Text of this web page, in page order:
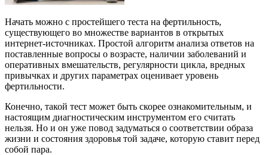
Начать можно с простейшего теста на фертильность,
существующего во множестве вариантов в открытых
интернет-источниках. Простой алгоритм анализа ответов на
поставленные вопросы о возрасте, наличии заболеваний и
оперативных вмешательств, регулярности цикла, вредных
привычках и других параметрах оценивает уровень
фертильности.
Конечно, такой тест может быть скорее ознакомительным, и
настоящим диагностическим инструментом его считать
нельзя. Но и он уже повод задуматься о соответствии образа
жизни и состояния здоровья той задаче, которую ставит перед
собой пара.